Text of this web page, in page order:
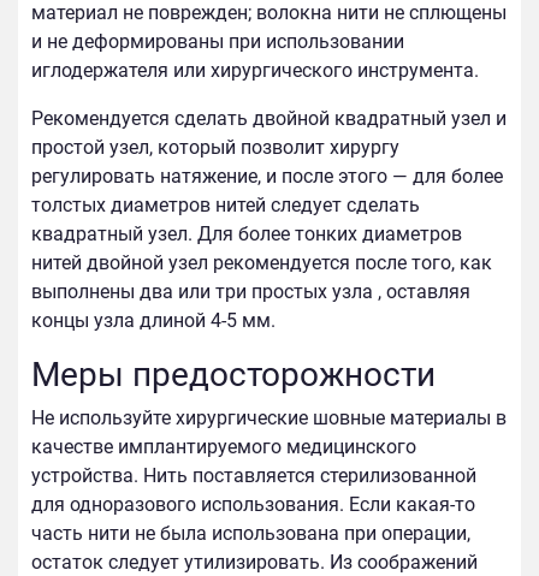
материал не поврежден; волокна нити не сплющены
и не деформированы при использовании
иглодержателя или хирургического инструмента.
Рекомендуется сделать двойной квадратный узел и
простой узел, который позволит хирургу
регулировать натяжение, и после этого — для более
толстых диаметров нитей следует сделать
квадратный узел. Для более тонких диаметров
нитей двойной узел рекомендуется после того, как
выполнены два или три простых узла , оставляя
концы узла длиной 4-5 мм.
Меры предосторожности
Не используйте хирургические шовные материалы в
качестве имплантируемого медицинского
устройства. Нить поставляется стерилизованной
для одноразового использования. Если какая-то
часть нити не была использована при операции,
остаток следует утилизировать. Из соображений